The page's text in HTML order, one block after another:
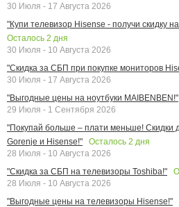
30 Июля - 17 Августа 2026
"Купи телевизор Hisense - получи скидку
Осталось 2 дня
30 Июля - 10 Августа 2026
"Скидка за СБП при покупке мониторов
30 Июля - 17 Августа 2026
"Выгодные цены на ноутбуки MAIBENBEN!"
29 Июля - 1 Сентября 2026
"Покупай больше – плати меньше! Скидки
Gorenje и Hisense!"
Осталось 2 дня
28 Июля - 10 Августа 2026
"Скидка за СБП на телевизоры Toshiba!"
28 Июля - 10 Августа 2026
"Выгодные цены на телевизоры Hisense!"